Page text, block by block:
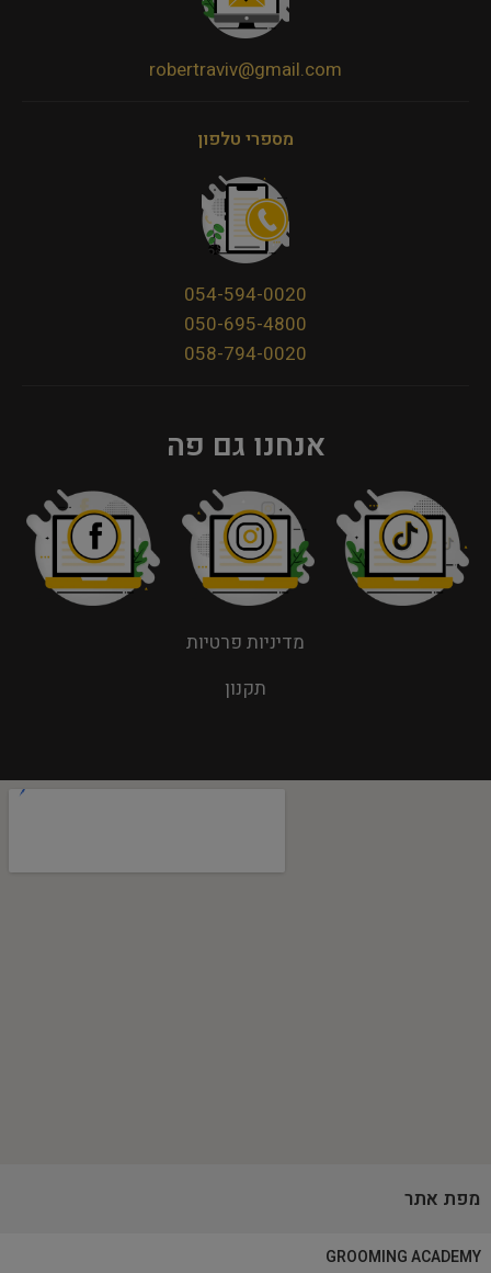
robertraviv@gmail.com
מספרי טלפון
054-594-0020
050-695-4800
058-794-0020
אנחנו גם פה
מדיניות פרטיות
תקנון
מפת אתר
GROOMING ACADEMY